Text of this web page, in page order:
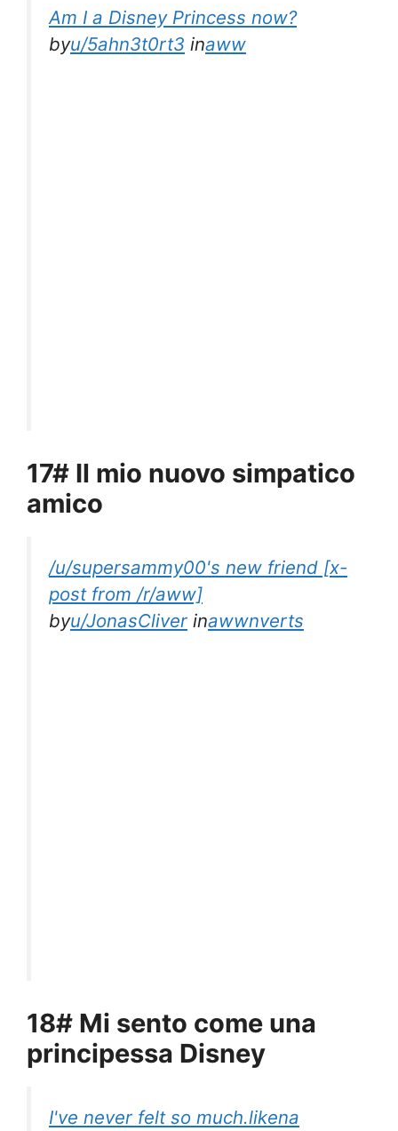
Am I a Disney Princess now?
byu/5ahn3t0rt3 inaww
17# Il mio nuovo simpatico
amico
/u/supersammy00's new friend [x-
post from /r/aww]
byu/JonasCliver inawwnverts
18# Mi sento come una
principessa Disney
I've never felt so much.likena